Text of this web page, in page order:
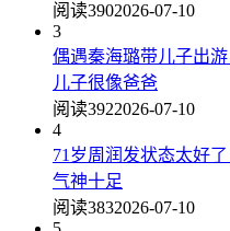
阅读3902026-07-10
3
偶遇秦海璐带儿子出
儿子很像爸爸
阅读3922026-07-10
4
71岁周润发状态太好
气神十足
阅读3832026-07-10